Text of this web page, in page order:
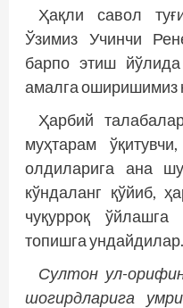
Ҳақли савол
Ўзимиз Учинчи
барпо этиш
амалга оширишимиз
Ҳарбий
муҳтарам
олдиларига ана
кўндаланг қўйиб,
чуқурроқ
топишга ундайдилар.
Султон ул-
шогирдларига